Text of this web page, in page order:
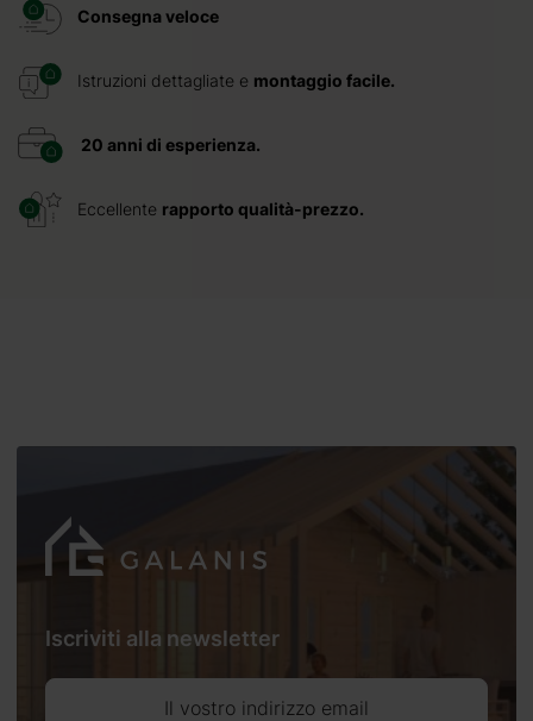
Consegna veloce
Istruzioni dettagliate e montaggio facile.
20 anni di esperienza.
Eccellente rapporto qualità-prezzo.
Iscriviti alla newsletter
Il vostro indirizzo email